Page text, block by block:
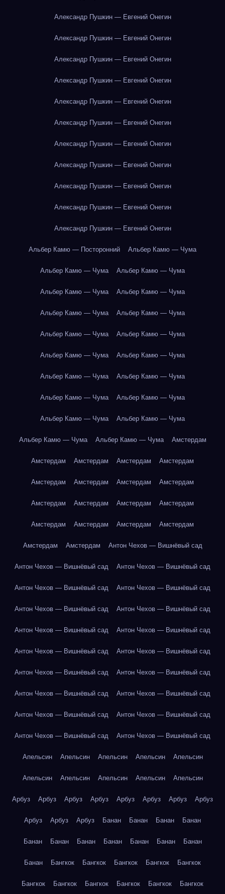
Александр Пушкин — Евгений Онегин
Александр Пушкин — Евгений Онегин
Александр Пушкин — Евгений Онегин
Александр Пушкин — Евгений Онегин
Александр Пушкин — Евгений Онегин
Александр Пушкин — Евгений Онегин
Александр Пушкин — Евгений Онегин
Александр Пушкин — Евгений Онегин
Александр Пушкин — Евгений Онегин
Александр Пушкин — Евгений Онегин
Александр Пушкин — Евгений Онегин
Альбер Камю — Посторонний Альбер Камю — Чума
Альбер Камю — Чума Альбер Камю — Чума
Альбер Камю — Чума Альбер Камю — Чума
Альбер Камю — Чума Альбер Камю — Чума
Альбер Камю — Чума Альбер Камю — Чума
Альбер Камю — Чума Альбер Камю — Чума
Альбер Камю — Чума Альбер Камю — Чума
Альбер Камю — Чума Альбер Камю — Чума
Альбер Камю — Чума Альбер Камю — Чума
Альбер Камю — Чума Альбер Камю — Чума Амстердам
Амстердам Амстердам Амстердам Амстердам
Амстердам Амстердам Амстердам Амстердам
Амстердам Амстердам Амстердам Амстердам
Амстердам Амстердам Амстердам Амстердам
Амстердам Амстердам Антон Чехов — Вишнёвый сад
Антон Чехов — Вишнёвый сад Антон Чехов — Вишнёвый сад
Антон Чехов — Вишнёвый сад Антон Чехов — Вишнёвый сад
Антон Чехов — Вишнёвый сад Антон Чехов — Вишнёвый сад
Антон Чехов — Вишнёвый сад Антон Чехов — Вишнёвый сад
Антон Чехов — Вишнёвый сад Антон Чехов — Вишнёвый сад
Антон Чехов — Вишнёвый сад Антон Чехов — Вишнёвый сад
Антон Чехов — Вишнёвый сад Антон Чехов — Вишнёвый сад
Антон Чехов — Вишнёвый сад Антон Чехов — Вишнёвый сад
Антон Чехов — Вишнёвый сад Антон Чехов — Вишнёвый сад
Апельсин Апельсин Апельсин Апельсин Апельсин
Апельсин Апельсин Апельсин Апельсин Апельсин
Арбуз Арбуз Арбуз Арбуз Арбуз Арбуз Арбуз Арбуз
Арбуз Арбуз Арбуз Банан Банан Банан Банан
Банан Банан Банан Банан Банан Банан Банан
Банан Бангкок Бангкок Бангкок Бангкок Бангкок
Бангкок Бангкок Бангкок Бангкок Бангкок Бангкок